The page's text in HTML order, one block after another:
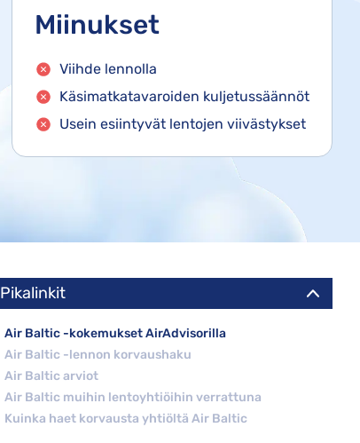
Miinukset
Viihde lennolla
Käsimatkatavaroiden kuljetussäännöt
Usein esiintyvät lentojen viivästykset
Pikalinkit
Air Baltic -kokemukset AirAdvisorilla
Air Baltic -lennon korvaushaku
Air Baltic arviot
Air Baltic muihin lentoyhtiöihin verrattuna
Kuinka haet korvausta yhtiöltä Air Baltic